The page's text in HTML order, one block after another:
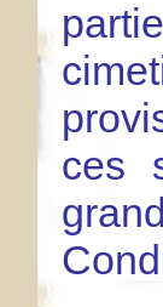
ces